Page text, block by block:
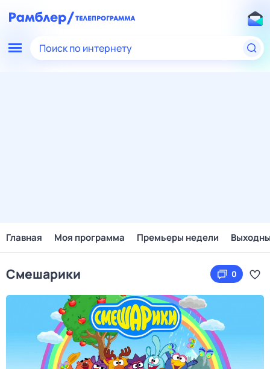
Поиск по интернету
Главная Моя программа Премьеры недели
Смешарики 0